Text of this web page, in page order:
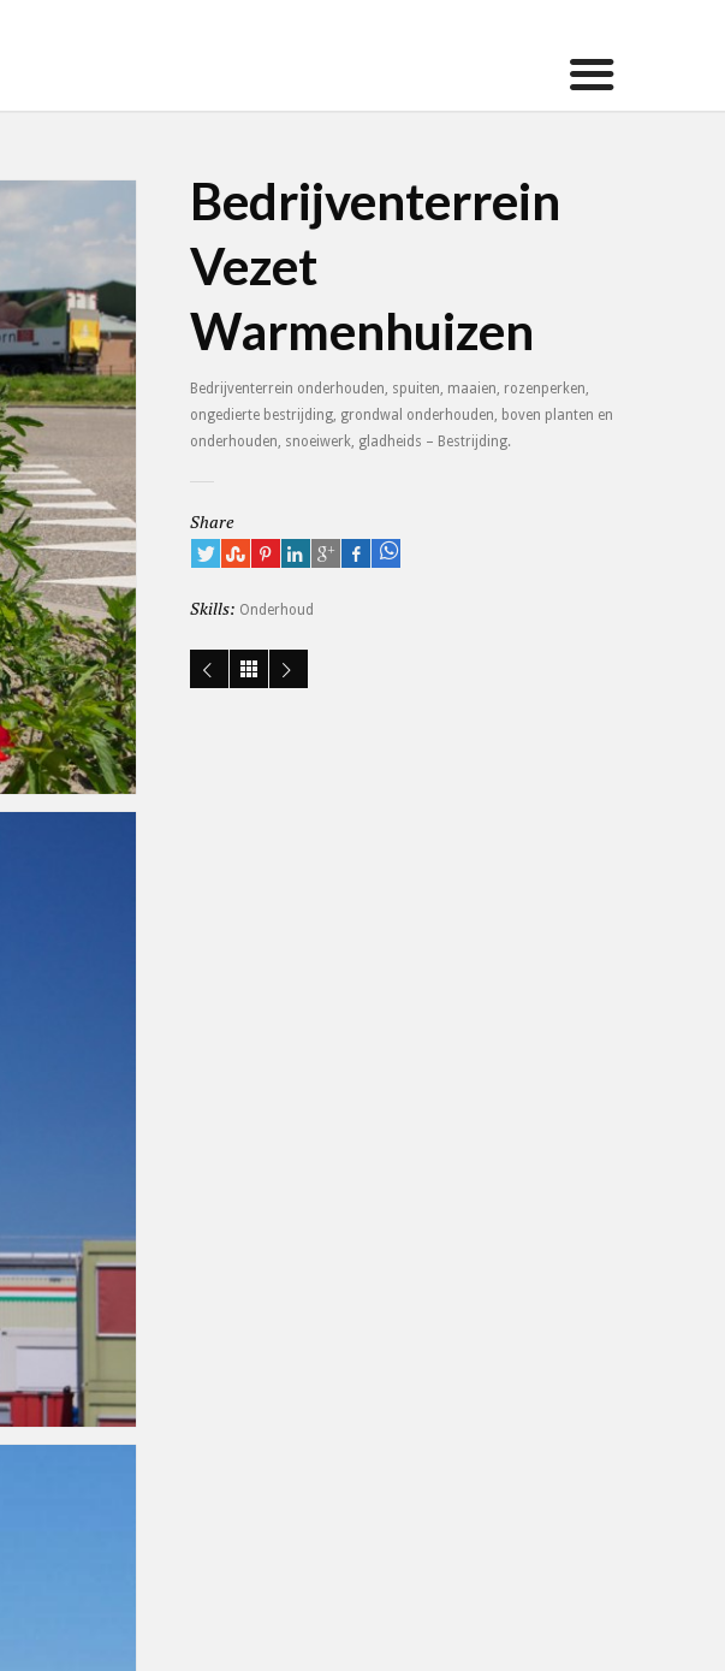
Bedrijventerrein
Vezet
Warmenhuizen
Bedrijventerrein onderhouden, spuiten, maaien, rozenperken,
ongedierte bestrijding, grondwal onderhouden, boven planten en
onderhouden, snoeiwerk, gladheids – Bestrijding.
Share
Skills: Onderhoud